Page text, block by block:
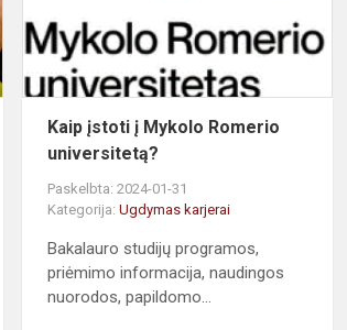
UAB
,,DEVOLD“
Kaip įstoti į Mykolo Romerio
universitetą?
Paskelbta: 2024-01-31
Kategorija:Ugdymas karjerai
Bakalauro studijų programos,
priėmimo informacija, naudingos
nuorodos, papildomo...